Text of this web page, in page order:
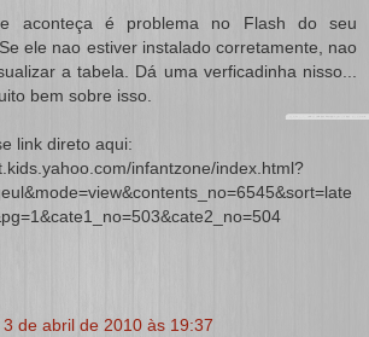
aconteça é problema no Flash do seu
ele nao estiver instalado corretamente, nao
a tabela. Dá uma verficadinha nisso...
bem sobre isso.
link direto aqui:
infantzone/index.html?
3 de abril de 2010 às 19:37